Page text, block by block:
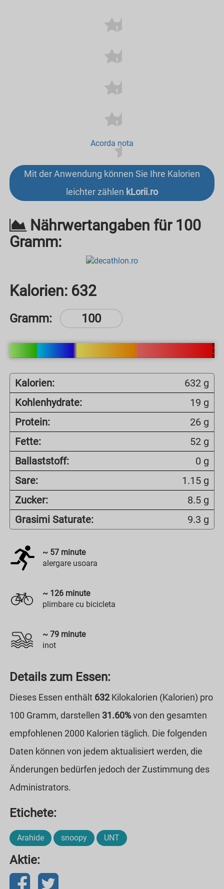
Acorda nota
Mit der Anwendung können Sie Ihre Kalorien
leichter zählen kLorii.ro
Nährwertangaben für 100
Gramm:
Kalorien: 632
Gramm:
Kalorien:
632 g
Kohlenhydrate:
19 g
Protein:
26 g
Fette:
52 g
Ballaststoff:
0 g
Sare:
1.15 g
Zucker:
8.5 g
Grasimi Saturate:
9.3 g
~ 57 minute
alergare usoara
~ 126 minute
plimbare cu bicicleta
~ 79 minute
inot
Details zum Essen:
Dieses Essen enthält 632Kilokalorien (Kalorien) pro
100 Gramm, darstellen 31.60%von den gesamten
empfohlenen 2000 Kalorien täglich. Die folgenden
Daten können von jedem aktualisiert werden, die
Änderungen bedürfen jedoch der Zustimmung des
Administrators.
Etichete:
Arahide snoopy UNT
Aktie: